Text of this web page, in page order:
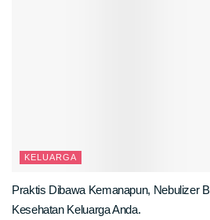
KELUARGA
Praktis Dibawa Kemanapun, Nebulizer
Kesehatan Keluarga Anda.